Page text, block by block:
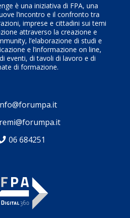
è una iniziativa di FPA, una
l’incontro e il confronto tra
imprese e cittadini sui temi
attraverso la creazione e
l’elaborazione di studi e
e l’informazione on line,
eventi, di tavoli di lavoro e di
di formazione.
06 684251